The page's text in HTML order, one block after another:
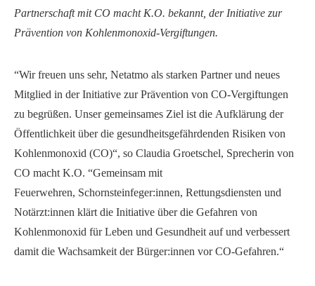
Partnerschaft mit CO macht K.O. bekannt, der Initiative zur
Prävention von Kohlenmonoxid-Vergiftungen.
“Wir freuen uns sehr, Netatmo als starken Partner und neues
Mitglied in der Initiative zur Prävention von CO-Vergiftungen
zu begrüßen. Unser gemeinsames Ziel ist die Aufklärung der
Öffentlichkeit über die gesundheitsgefährdenden Risiken von
Kohlenmonoxid (CO)“, so Claudia Groetschel, Sprecherin von
CO macht K.O. “Gemeinsam mit
Feuerwehren, Schornsteinfeger:innen, Rettungsdiensten und
Notärzt:innen klärt die Initiative über die Gefahren von
Kohlenmonoxid für Leben und Gesundheit auf und verbessert
damit die Wachsamkeit der Bürger:innen vor CO-Gefahren.“